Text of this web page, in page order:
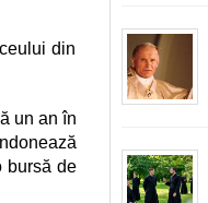
din
un an în
bursă de